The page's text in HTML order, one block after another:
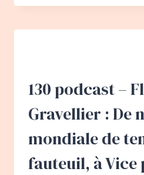
PODCAST
#1
CRÉATRICE
CONTENU
APRÈS
2
130 podcast –
Gravellier : De
mondiale de
fauteuil, à Vice